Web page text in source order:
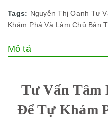
Tags: Nguyễn Thị Oanh Tư
Khám Phá Và Làm Chủ Bản
Mô tả
Tư Vấn Tâm
Để Tự Khám